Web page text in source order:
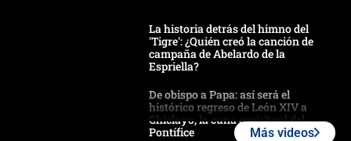
La historia detrás del himno del
'Tigre': ¿Quién creó la canción de
campaña de Abelardo de la
Espriella?
De obispo a Papa: así será el
histórico regreso de León XIV a
Chiclayo, la cuna espiritual del
Pontífice
Más videos